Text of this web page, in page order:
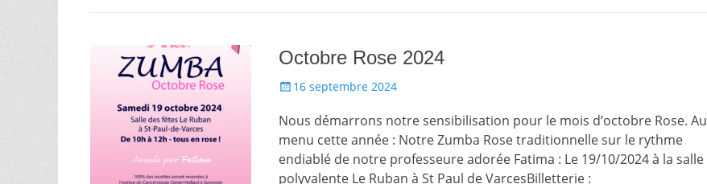
Octobre Rose 2024
Posté16 septembre 2024
Nous démarrons notre sensibilisation pour le mois d’octobre Rose. Au
menu cette année : Notre Zumba Rose traditionnelle sur le rythme
endiablé de notre professeure adorée Fatima : Le 19/10/2024 à la salle
polyvalente Le Ruban à St Paul de VarcesBilletterie :